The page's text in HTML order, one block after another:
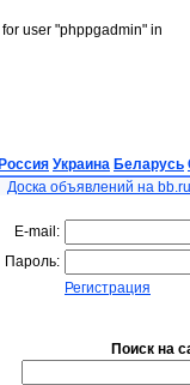
user "phppgadmin" in
Россия Украина Беларусь
Доска объявлений на
E-mail:
Пароль:
Регистрация
Поиск на